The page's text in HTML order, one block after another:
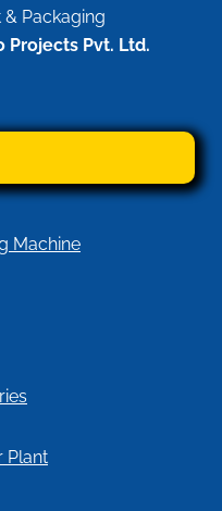
Packaging
Projects Pvt. Ltd.
Machine
Plant